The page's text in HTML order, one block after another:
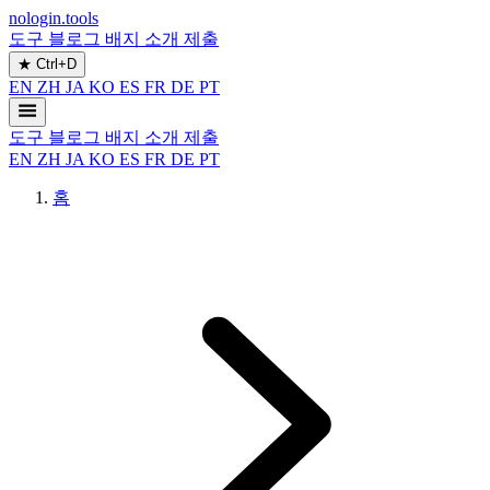
nologin.tools
도구 블로그 배지 소개 제출
★ Ctrl+D
EN ZH JA KO ES FR DE PT
도구 블로그 배지 소개 제출
EN ZH JA KO ES FR DE PT
홈